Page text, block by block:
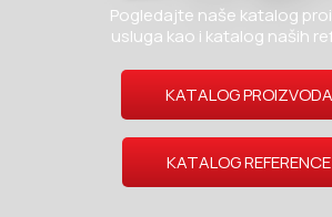
Pogledajte naše katalog
usluga kao i katalog naših
KATALOG PROIZVODA
KATALOG REFERENCE